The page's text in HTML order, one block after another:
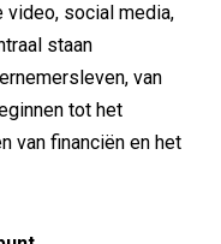
video, social media,
staan
van
tot het
van financiën en het